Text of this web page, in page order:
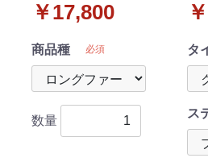
グファー ハイパイル 受
￥17,800
商品種 必須
数量
ス
タ
ス